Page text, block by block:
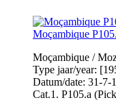
Moçambique
Moçambique /
Type jaar/year:
Datum/date: 31-7-
Cat.1. P105.a